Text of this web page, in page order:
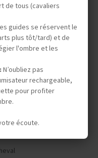
du Nord
désert
de tous (cavaliers
guides se réservent le
plus tôt/tard) et de
l'ombre et les
N’oubliez pas
rechargeable,
pour profiter
écoute.